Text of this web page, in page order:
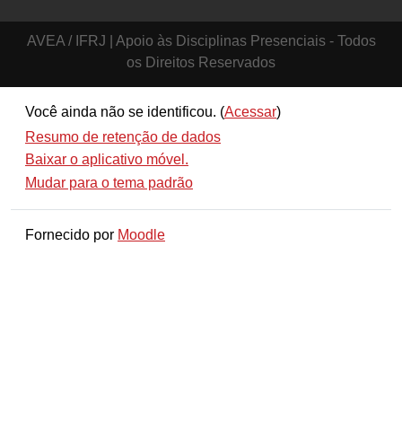
AVEA / IFRJ | Apoio às Disciplinas Presenciais - Todos
os Direitos Reservados
Você ainda não se identificou. (Acessar)
Resumo de retenção de dados
Baixar o aplicativo móvel.
Mudar para o tema padrão
Fornecido por Moodle